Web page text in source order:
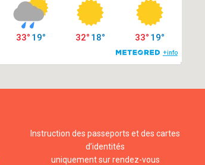
Instruction des passeports et des cartes
d’identités
uniquement sur rendez-vous